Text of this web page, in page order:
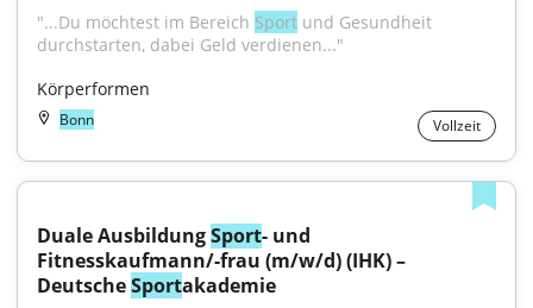
"...Du möchtest im Bereich Sport und Gesundheit
durchstarten, dabei Geld verdienen..."
Körperformen
Bonn Vollzeit
Duale Ausbildung Sport- und
Fitnesskaufmann/-frau (m/w/d) (IHK) –
Deutsche Sportakademie